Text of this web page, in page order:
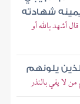
شهادته
أشهد بالله أو
يلونهم
لا يفي بالنذر